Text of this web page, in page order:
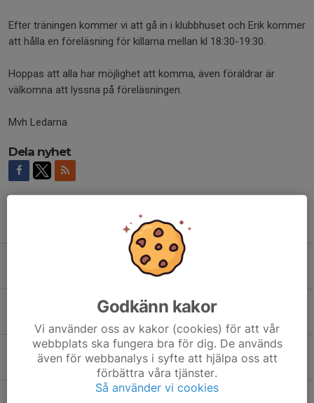
Efter träningen kommer vi att gå in i klubbhuset och Erik kommer
att hålla en föreläsning för killarna mellan kl 18:30-19:30.
Hoppas att alla har möjlighet att komma, även föräldrar är
välkomna att lyssna på föreläsningen.
Mvh Ledarna
Dela nyhet
Café bemanning under våren och hösten 2026
Kiosk vid hemmamatcher
Ingen träning 31/10. Inomhusträning fr.o.m 3/11
28 okt 2024
Ingen träning idag söndag 13/10
Godkänn kakor
Vi använder oss av kakor (cookies) för att vår
webbplats ska fungera bra för dig. De används
även för webbanalys i syfte att hjälpa oss att
förbättra våra tjänster.
Så använder vi cookies